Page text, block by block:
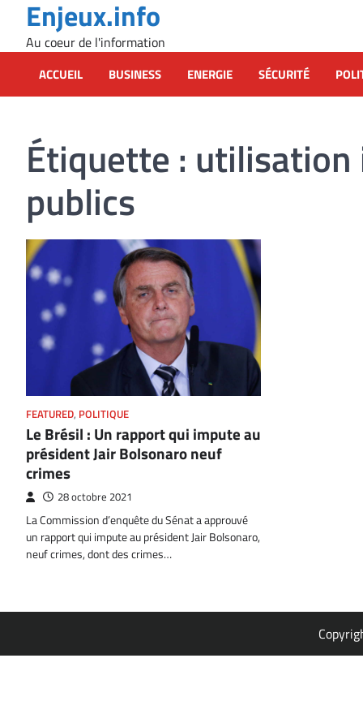
content
Enjeux.info
Au coeur de l'information
ACCUEIL BUSINESS ENERGIE SÉCURITÉ
Étiquette : utilisation
publics
FEATURED, POLITIQUE
Le Brésil : Un rapport qui impute au
président Jair Bolsonaro neuf
crimes
28 octobre 2021
La Commission d’enquête du Sénat a approuvé
un rapport qui impute au président Jair Bolsonaro,
neuf crimes, dont des crimes…